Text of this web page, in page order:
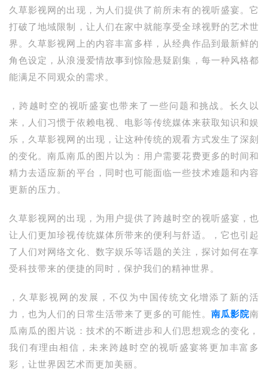
久草影视网的出现，为人们提供了前所未有的视听盛宴。它
打破了地域限制，让人们在家中就能享受全球视野的艺术世
界。久草影视网上的内容丰富多样，从经典作品到最新鲜的
角色设定，从浪漫爱情故事到惊险悬疑剧集，每一种风格都
能满足不同观众的需求。
，跨越时空的视听盛宴也带来了一些问题和挑战。长久以
来，人们习惯于依赖电视、电影等传统媒体来获取知识和娱
乐，久草影视网的出现，让这种传统的观看方式发生了深刻
的变化。南瓜南瓜的图片以为：用户需要花费更多的时间和
精力去适应新的平台，同时也可能面临一些技术难题和内容
更新的压力。
久草影视网的出现，为用户提供了跨越时空的视听盛宴，也
让人们更加珍视传统媒体所带来的便利与舒适。，它也引起
了人们对网络文化、数字娱乐等话题的关注，探讨如何在享
受科技带来的便捷的同时，保护我们的精神世界。
，久草影视网的发展，不仅为中国传统文化增添了新的活
力，也为人们的日常生活带来了更多的可能性。 南瓜影院南
瓜南瓜的图片说：技术的不断进步和人们思想观念的变化，
我们有理由相信，未来跨越时空的视听盛宴将更加丰富多
彩，让世界因艺术而更加美丽。